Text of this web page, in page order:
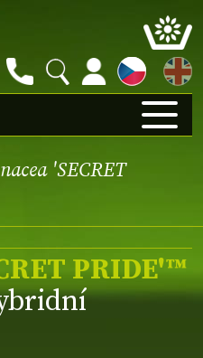
EN
'SECRET
PRIDE'™